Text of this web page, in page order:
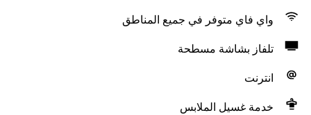
واي فاي متوفر في جميع المناطق
تلفاز بشاشة مسطحة
انترنت
خدمة غسيل الملابس